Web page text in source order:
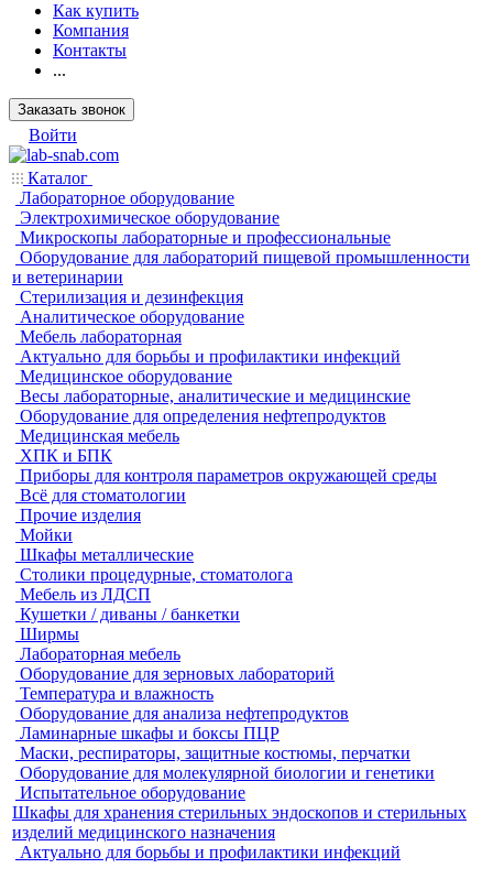
Как купить
Компания
Контакты
...
Заказать звонок
Войти
Каталог
Лабораторное оборудование
Электрохимическое оборудование
Микроскопы лабораторные и профессиональные
Оборудование для лабораторий пищевой промышленности
и ветеринарии
Стерилизация и дезинфекция
Аналитическое оборудование
Мебель лабораторная
Актуально для борьбы и профилактики инфекций
Медицинское оборудование
Весы лабораторные, аналитические и медицинские
Оборудование для определения нефтепродуктов
Медицинская мебель
ХПК и БПК
Приборы для контроля параметров окружающей среды
Всё для стоматологии
Прочие изделия
Мойки
Шкафы металлические
Столики процедурные, стоматолога
Мебель из ЛДСП
Кушетки / диваны / банкетки
Ширмы
Лабораторная мебель
Оборудование для зерновых лабораторий
Температура и влажность
Оборудование для анализа нефтепродуктов
Ламинарные шкафы и боксы ПЦР
Маски, респираторы, защитные костюмы, перчатки
Оборудование для молекулярной биологии и генетики
Испытательное оборудование
Шкафы для хранения стерильных эндоскопов и стерильных
изделий медицинского назначения
Актуально для борьбы и профилактики инфекций